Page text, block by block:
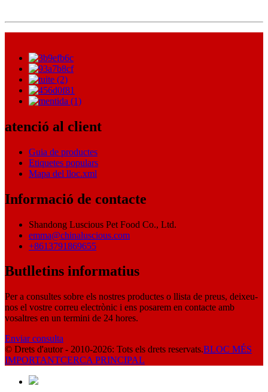
atenció al client
Guia de productes
Etiquetes populars
Mapa del lloc.xml
Informació de contacte
Shandong Luscious Pet Food Co., Ltd.
emma@chinaluscious.com
+8613791869655
Butlletins informatius
Per a consultes sobre els nostres productes o llista de preus, deixeu-
nos el vostre correu electrònic i ens posarem en contacte amb
vosaltres en un termini de 24 hores.
Enviar consulta
© Drets d'autor - 2010-2026: Tots els drets reservats.BLOC MÉS
IMPORTANTCERCA PRINCIPAL